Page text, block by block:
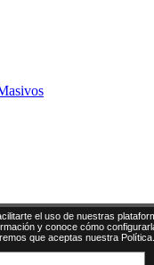
el uso de nuestras
y conoce cómo
que aceptas nuestra Política.